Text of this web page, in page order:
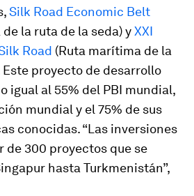
Silk Road Economic Belt
la ruta de la seda) yXXI
Road (Ruta marítima de la
Este proyecto de desarrollo
igual al 55% del PBI mundial,
mundial y el 75% de sus
conocidas. “Las inversiones
300 proyectos que se
hasta Turkmenistán”,